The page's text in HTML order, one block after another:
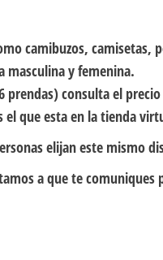
camibuzos, camisetas,
masculina y femenina.
prendas) consulta el
el que esta en la tienda
elijan este mismo
a que te